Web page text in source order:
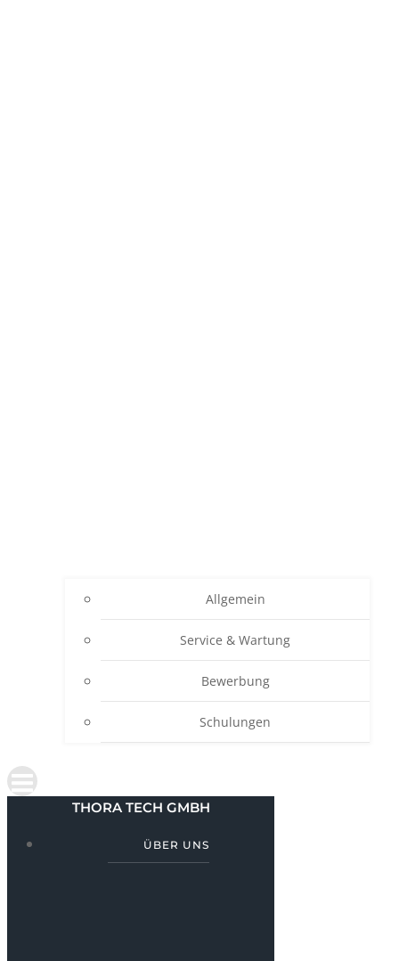
Allgemein
Service & Wartung
Bewerbung
Schulungen
THORA TECH GMBH
ÜBER UNS